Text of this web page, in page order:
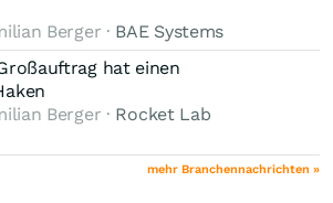
Berger · BAE Systems
hat einen
Berger · Rocket Lab
mehr Branchennachrichten »